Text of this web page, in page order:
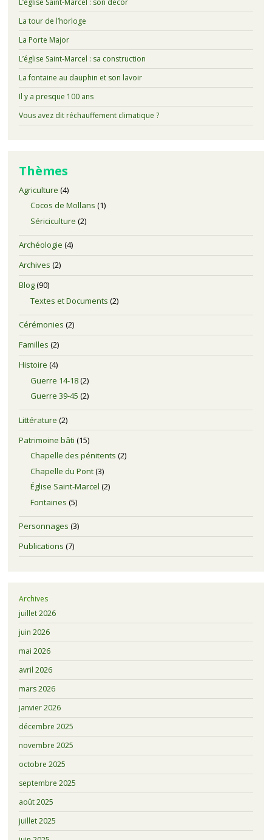
L’église Saint-Marcel : son décor
La tour de l’horloge
La Porte Major
L’église Saint-Marcel : sa construction
La fontaine au dauphin et son lavoir
Il y a presque 100 ans
Vous avez dit réchauffement climatique ?
Thèmes
Agriculture (4)
Cocos de Mollans (1)
Sériciculture (2)
Archéologie (4)
Archives (2)
Blog(90)
Textes et Documents (2)
Cérémonies (2)
Familles (2)
Histoire (4)
Guerre 14-18(2)
Guerre 39-45 (2)
Littérature (2)
Patrimoine bâti (15)
Chapelle des pénitents (2)
Chapelle du Pont(3)
Église Saint-Marcel (2)
Fontaines (5)
Personnages (3)
Publications (7)
Archives
juillet 2026
juin 2026
mai 2026
avril 2026
mars 2026
janvier 2026
décembre 2025
novembre 2025
octobre 2025
septembre 2025
août 2025
juillet 2025